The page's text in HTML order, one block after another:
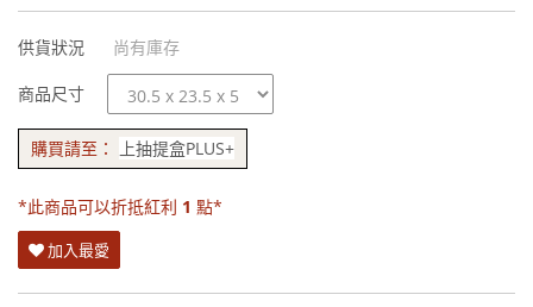
供貨狀況 尚有庫存
商品尺寸
規
格
購買請至：
上抽提盒PLUS+
*此商品可以折抵紅利 1 點*
加入最愛